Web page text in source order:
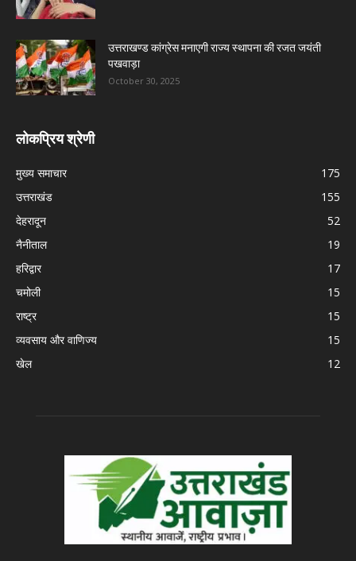
उत्तराखण्ड कांग्रेस मनाएगी राज्य स्थापना की रजत जयंती
पखवाड़ा
October 30, 2025
लोकप्रिय श्रेणी
मुख्य समाचार
175
उत्तराखंड
155
देहरादून
52
नैनीताल
19
हरिद्वार
17
चमोली
15
राष्ट्र
15
व्यवसाय और वाणिज्य
15
खेल
12